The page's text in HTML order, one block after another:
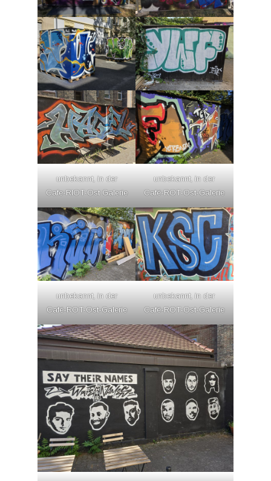
unbekannt, in der
Cafe-RIOT-Ost Galerie
unbekannt, in der
Café-ROT-Ost-Galerie
unbekannt, in der
Café-ROT-Ost-Galerie
unbekannt, in der
Café-ROT-Ost-Galerie